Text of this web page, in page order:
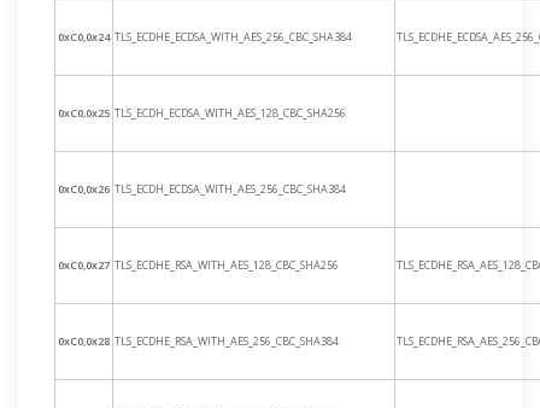
0xC0,0x24 TLS_ECDHE_ECDSA_WITH_AES_256_CBC_SHA384
0xC0,0x25 TLS_ECDH_ECDSA_WITH_AES_128_CBC_SHA256
0xC0,0x26 TLS_ECDH_ECDSA_WITH_AES_256_CBC_SHA384
0xC0,0x27 TLS_ECDHE_RSA_WITH_AES_128_CBC_SHA256
0xC0,0x28 TLS_ECDHE_RSA_WITH_AES_256_CBC_SHA384